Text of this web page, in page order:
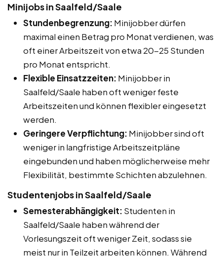
Minijobs in Saalfeld/Saale
Stundenbegrenzung: Minijobber dürfen
maximal einen Betrag pro Monat verdienen, was
oft einer Arbeitszeit von etwa 20-25 Stunden
pro Monat entspricht.
Flexible Einsatzzeiten: Minijobber in
Saalfeld/Saale haben oft weniger feste
Arbeitszeiten und können flexibler eingesetzt
werden.
Geringere Verpflichtung: Minijobber sind oft
weniger in langfristige Arbeitszeitpläne
eingebunden und haben möglicherweise mehr
Flexibilität, bestimmte Schichten abzulehnen.
Studentenjobs in Saalfeld/Saale
Semesterabhängigkeit: Studenten in
Saalfeld/Saale haben während der
Vorlesungszeit oft weniger Zeit, sodass sie
meist nur in Teilzeit arbeiten können. Während